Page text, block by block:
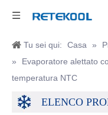
Tu sei qui: Casa »
»
Evaporatore alettato
temperatura NTC
ELENCO